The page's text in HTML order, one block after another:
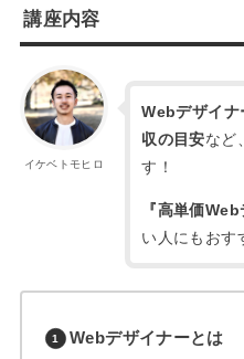
講座内容
イケベトモヒロ
Webデザイナ
収の目安など
す！
『高単価Web
い人にもおす
Webデザイナーとは